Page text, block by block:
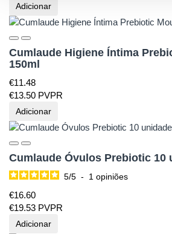
Adicionar
Cumlaude Higiene Íntima
150ml
€11.48
€13.50 PVPR
Adicionar
Cumlaude Óvulos Prebiotic 10
5/5 - 1 opiniões
€16.60
€19.53 PVPR
Adicionar